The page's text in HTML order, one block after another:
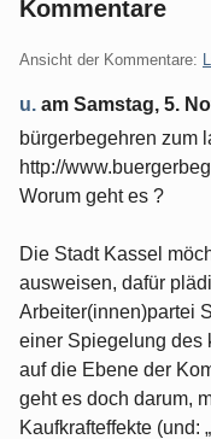
Kommentare
Ansicht der Kommentare:
u. am Samstag, 5.
bürgerbegehren zum
http://
Worum geht es ?
Die Stadt Kassel
ausweisen, dafür
Arbeiter(innen)partei
einer Spiegelung des
auf die Ebene der
geht es doch darum,
Kaufkrafteffekte (und: